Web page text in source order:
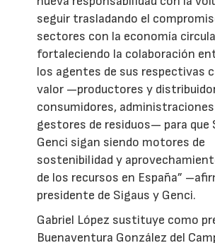
seguir trasladando el
sectores con la economía
fortaleciendo la colaboración
los agentes de sus respectivas
valor —productores y
consumidores,
gestores de residuos— para que
Genci sigan siendo motores de
sostenibilidad y
de los recursos en España”
presidente de Sigaus y Genci.
Gabriel López sustituye como
Buenaventura González del